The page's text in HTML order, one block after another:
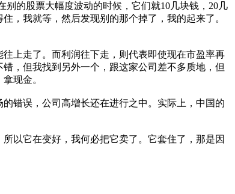
的股票大幅度波动的时候，它们就10几块钱，20几
，我就等，然后发现别的那个掉了，我的起来了。
上走了。而利润往下走，则代表即使现在市盈率再
，但我找到另外一个，跟这家公司差不多质地，但
现金。
错误，公司高增长还在进行之中。实际上，中国的
以它在变好，我何必把它卖了。它套住了，那是因